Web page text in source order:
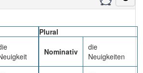
×
keit" enden, haben fast immer
Plural
Nominativ
die
Neuigkeiten